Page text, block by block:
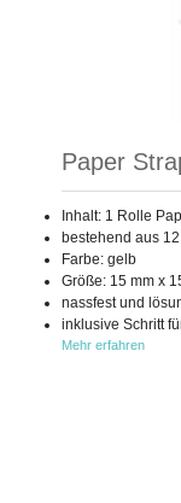
Paper
Inhalt: 1 Rolle
bestehend aus
Farbe: gelb
Größe: 15 mm x
nassfest und
inklusive Schritt
Mehr erfahren